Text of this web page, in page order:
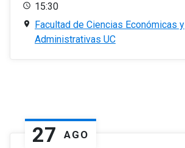
15:30
Facultad de Ciencias Económicas y
Administrativas UC
27 AGO